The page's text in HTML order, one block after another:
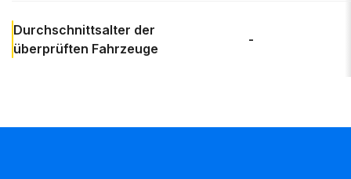
Durchschnittsalter der
überprüften Fahrzeuge
-